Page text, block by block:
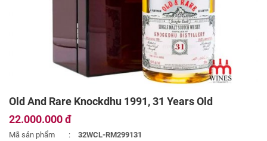
Old And Rare Knockdhu 1991, 31 Years Old
22.000.000 đ
Mã sản phẩm :
32WCL-RM299131